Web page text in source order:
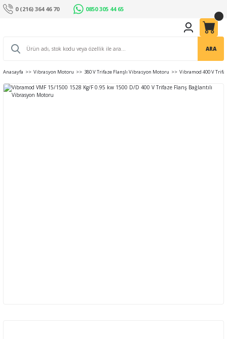
0 (216) 364 46 70 0850 305 44 65
ARA
Anasayfa Vibrasyon Motoru 380 V Trifaze Flanşlı Vibrasyon Motoru Vibramod 400 V